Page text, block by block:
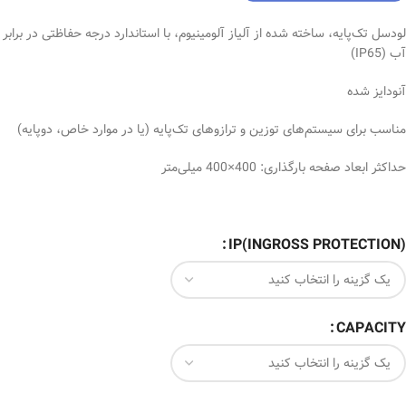
لودسل تک‌پایه، ساخته شده از آلیاز آلومینیوم، با استاندارد درجه حفاظتی در برابر
آب (IP65)
آنودایز شده
مناسب برای سیستم‏‌های توزین و ترازوهای تک‌‌پایه (یا در موارد خاص، دوپایه)
حداکثر ابعاد صفحه بارگذاری: 400×400 میلی‌متر
(INGROSS PROTECTION)IP
CAPACITY